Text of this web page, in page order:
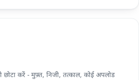
छोटा करें - मुफ़्त, निजी, तत्काल, कोई अपलोड